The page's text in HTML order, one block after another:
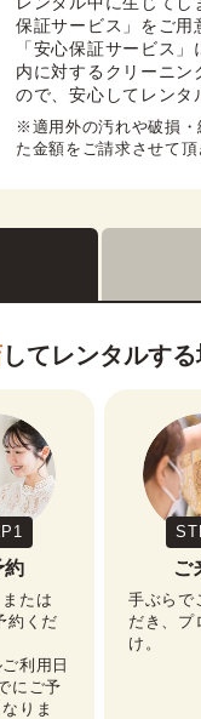
保証サービス」をご用
「安心保証サービス
内に対するクリーニン
ので、安心してレンタ
※適用外の汚れや破損・
た金額をご請求させて頂
してレンタルす
約
たは
約くだ
利用日
にご予
りま
ご
手ぶらで
だき、プ
け。